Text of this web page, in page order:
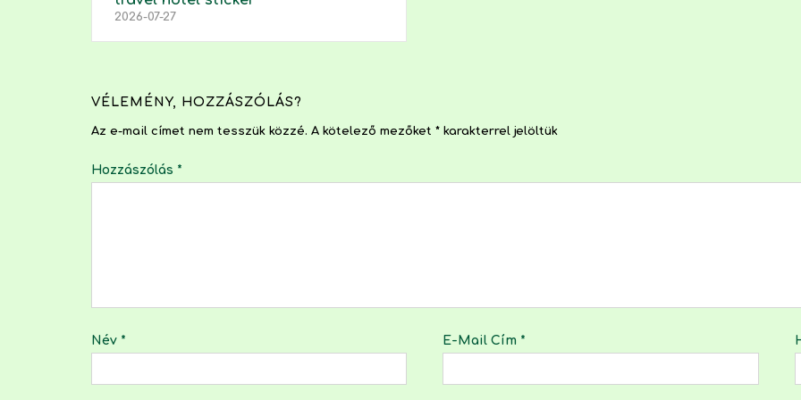
2026-07-27
VÉLEMÉNY, HOZZÁSZÓLÁS?
Az e-mail címet nem tesszük közzé. A kötelező mezőket * karakterrel jelöltük
Hozzászólás *
Név * E-Mail Cím *